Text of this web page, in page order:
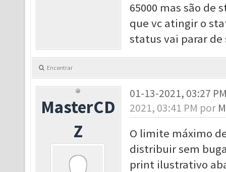
65000 mas são de
que vc atingir o
status vai parar de
Encontrar
MasterCD
Z
01-13-2021, 03:27
2021, 03:41 PM por
O limite máximo
distribuir sem
print ilustrativo